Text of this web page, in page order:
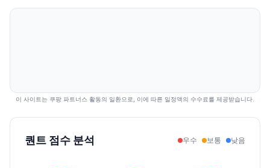
이 사이트는 쿠팡 파트너스 활동의 일환으로, 이에 따른 일정액의 수수료를 제공받습니다.
퀀트 점수 분석 우수 보통 낮음